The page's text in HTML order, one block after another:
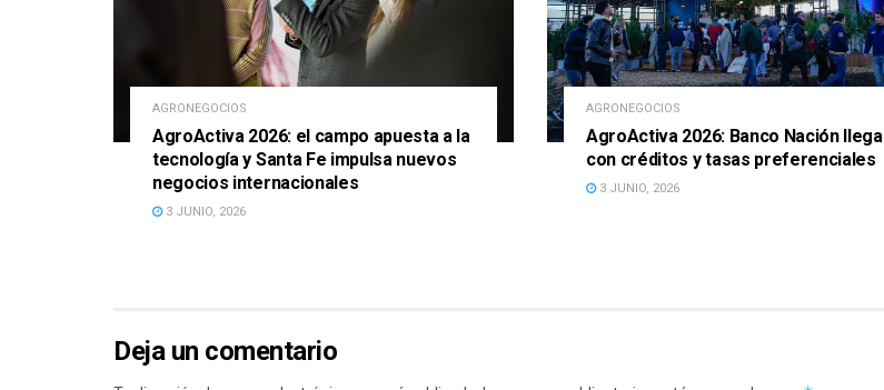
AGRONEGOCIOS
AgroActiva 2026: el campo apuesta a la
tecnología y Santa Fe impulsa nuevos
negocios internacionales
3 JUNIO, 2026
AGRONEGOCIOS
AgroActiva 2026: Banco Nación llega
con créditos y tasas preferenciales
3 JUNIO, 2026
Deja un comentario